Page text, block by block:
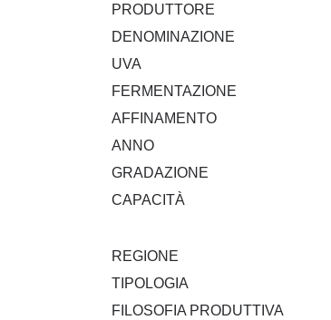
PRODUTTORE
DENOMINAZIONE
UVA
FERMENTAZIONE
AFFINAMENTO
ANNO
GRADAZIONE
CAPACITÀ
REGIONE
TIPOLOGIA
FILOSOFIA PRODUTTIVA